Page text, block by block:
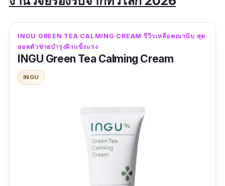
INGU GREEN TEA CALMING CREAM รีวิวเหลือคณานับ สุด
ยอดตัวช่วยบำรุงผิวแข็งแรง
INGU Green Tea Calming Cream
INGU